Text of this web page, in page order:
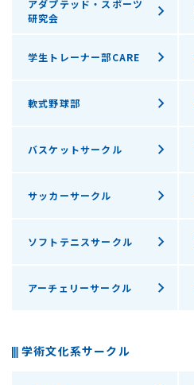
アダプテッド・スポーツ
研究会
学生トレーナー部CARE
軟式野球部
バスケットサークル
サッカーサークル
ソフトテニスサークル
アーチェリーサークル
学術文化系サークル